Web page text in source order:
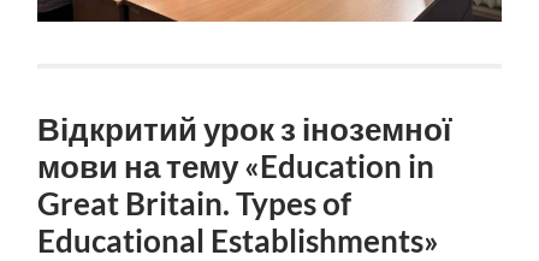
Відкритий урок з іноземної
мови на тему «Education in
Great Britain. Types of
Educational Establishments»